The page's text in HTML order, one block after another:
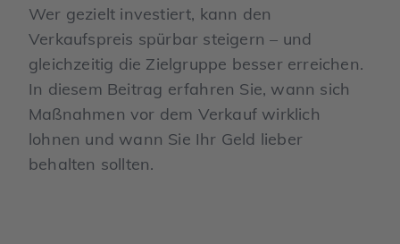
Wer gezielt investiert, kann den
Verkaufspreis spürbar steigern – und
gleichzeitig die Zielgruppe besser erreichen.
In diesem Beitrag erfahren Sie, wann sich
Maßnahmen vor dem Verkauf wirklich
lohnen und wann Sie Ihr Geld lieber
behalten sollten.